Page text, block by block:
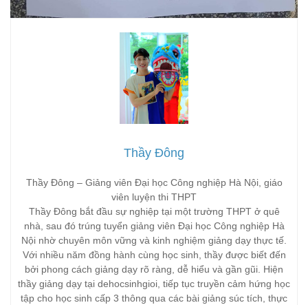
Thầy Đông
Thầy Đông – Giảng viên Đại học Công nghiệp Hà Nội, giáo
viên luyện thi THPT
Thầy Đông bắt đầu sự nghiệp tại một trường THPT ở quê
nhà, sau đó trúng tuyển giảng viên Đại học Công nghiệp Hà
Nội nhờ chuyên môn vững và kinh nghiệm giảng dạy thực tế.
Với nhiều năm đồng hành cùng học sinh, thầy được biết đến
bởi phong cách giảng dạy rõ ràng, dễ hiểu và gần gũi. Hiện
thầy giảng dạy tại dehocsinhgioi, tiếp tục truyền cảm hứng học
tập cho học sinh cấp 3 thông qua các bài giảng súc tích, thực